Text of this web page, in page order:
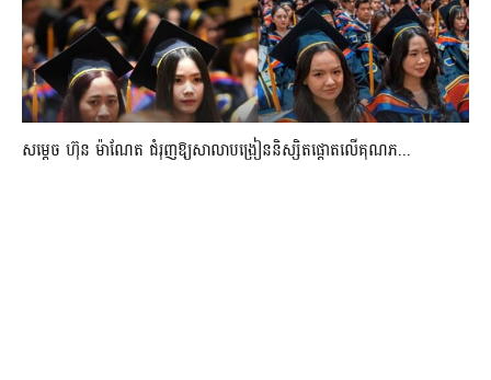
សម្តេច ហ៊ុន ម៉ាណែត ជំរុញឱ្យសាលាបង្រៀននិស្សិតផ្តោតលើគុណភ...